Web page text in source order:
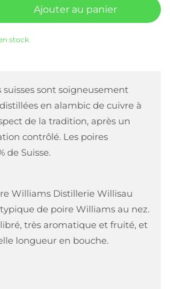
Ajouter au panier
stock
sont soigneusement
en alambic de cuivre à
de la tradition, après un
contrôlé. Les poires
de Suisse.
Williams Distillerie Willisau
de poire Williams au nez.
très aromatique et fruité, et
longueur en bouche.